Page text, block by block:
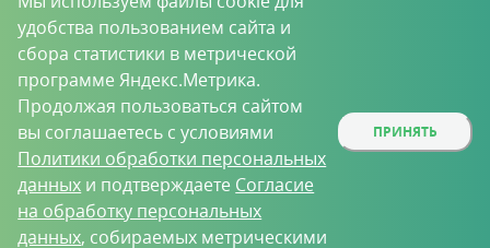
ПОДПИШИТЕСЬ НА
НОВОСТИ ПОРТАЛА
удобства пользованием сайта и
сбора статистики в метрической
программе Яндекс.Метрика.
Продолжая пользоваться сайтом
вы соглашаетесь с условиями
Политики обработки персональных
данных и подтверждаете Согласие
на обработку персональных
данных, собираемых метрическими
ПРИНЯТЬ